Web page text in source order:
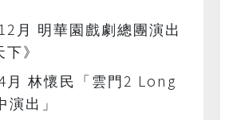
12 月 明華園戲劇總團演出
》
月 林懷民「雲門2 Long
演出」